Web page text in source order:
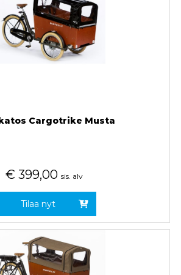
Cargotrike Musta
€ 399,00 sis. alv
Tilaa nyt